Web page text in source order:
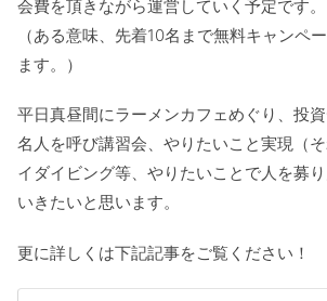
会費を頂きながら運営していく予定です。
（ある意味、先着10名まで無料キャンペ
ます。）
平日真昼間にラーメンカフェめぐり、投
名人を呼び講習会、やりたいこと実現（
イダイビング等、やりたいことで人を募
いきたいと思います。
更に詳しくは下記記事をご覧ください！